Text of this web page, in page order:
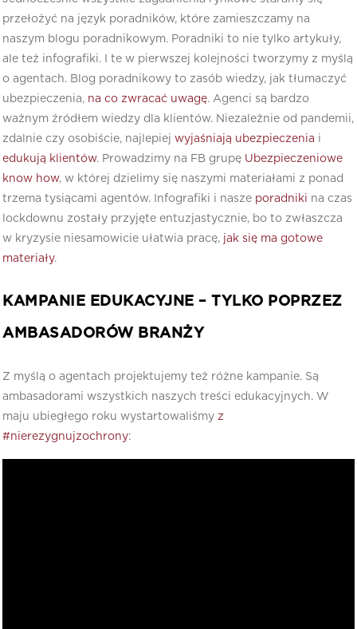
przełożyć na język poradników, które zamieszczamy na
naszym blogu poradnikowym. Poradniki to nie tylko artykuły,
ale też infografiki. I te w pierwszej kolejności tworzymy z myślą
o agentach. Blog poradnikowy to zasób wiedzy, jak tłumaczyć
ubezpieczenia, na co zwracać uwagę. Agenci są bardzo
ważnym źródłem wiedzy dla klientów. Niezależnie od pandemii,
zdalnie czy osobiście, najlepiej wyjaśniają ubezpieczenia i
edukują klientów. Prowadzimy na FB grupę Ubezpieczeniowe
know how, w której dzielimy się naszymi materiałami z ponad
trzema tysiącami agentów. Infografiki i nasze poradniki na czas
lockdownu zostały przyjęte entuzjastycznie, bo to zwłaszcza
w kryzysie niesamowicie ułatwia pracę, jak się ma gotowe
materiały.
KAMPANIE EDUKACYJNE – TYLKO POPRZEZ
AMBASADORÓW BRANŻY
Z myślą o agentach projektujemy też różne kampanie. Są
ambasadorami wszystkich naszych treści edukacyjnych. W
maju ubiegłego roku wystartowaliśmy z
#nierezygnujzochrony: